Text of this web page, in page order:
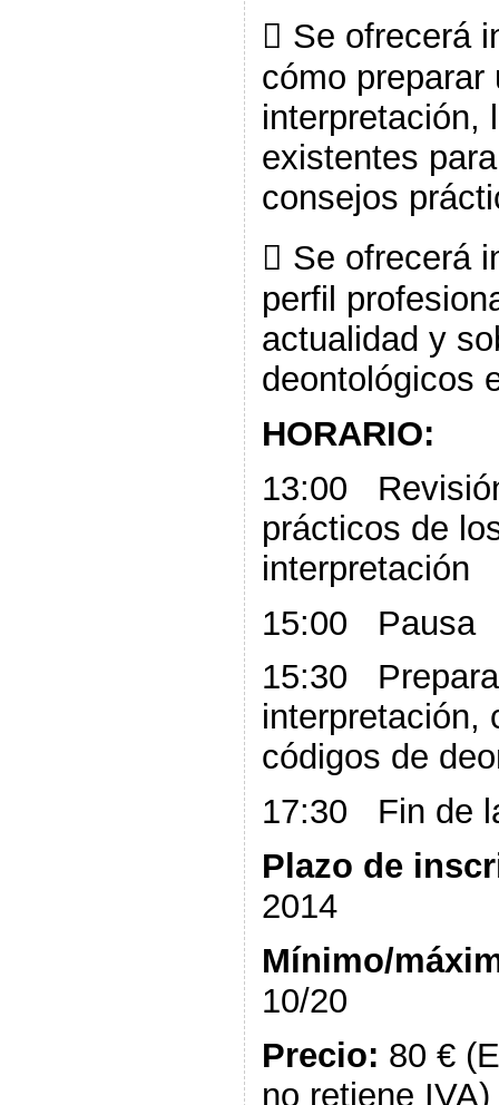
 Se ofrecerá
cómo preparar
interpretación,
existentes
consejos
 Se ofrecerá
perfil
actualidad y
deontológicos
HORARIO:
13:00
prácticos de
interpretación
15:00 Pausa
15:30
interpretación,
códigos de
17:30 Fin de
Plazo de
2014
Mínimo/
10/20
Precio: 80 €
no retiene IVA)